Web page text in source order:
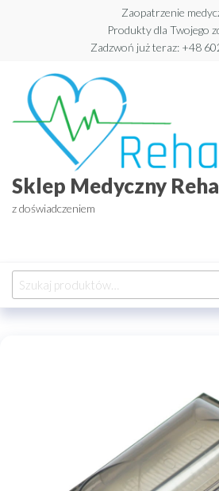
Zaopatrzenie
Produkty dla Twojego
Zadzwoń już teraz: +48
Sklep Medyczny
z doświadczeniem
Szukaj: